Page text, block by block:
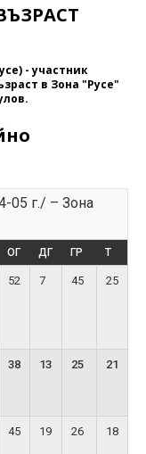
- участник
в Зона "Русе"
05 г./ – Зона
ОГ ДГ ГР Т
52 7 45 25
38 13 25 21
45 19 26 18